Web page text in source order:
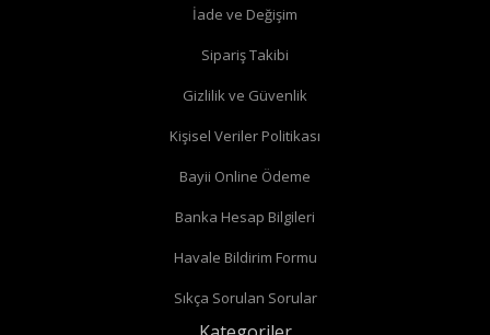
İade ve Değişim
Sipariş Takibi
Gizlilik ve Güvenlik
Kişisel Veriler Politikası
Bayii Online Ödeme
Banka Hesap Bilgileri
Havale Bildirim Formu
Sıkça Sorulan Sorular